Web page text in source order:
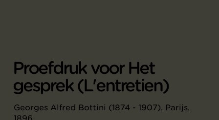
Proefdruk voor Het
gesprek (L'entretien)
Georges Alfred Bottini (1874 - 1907), Parijs,
1896